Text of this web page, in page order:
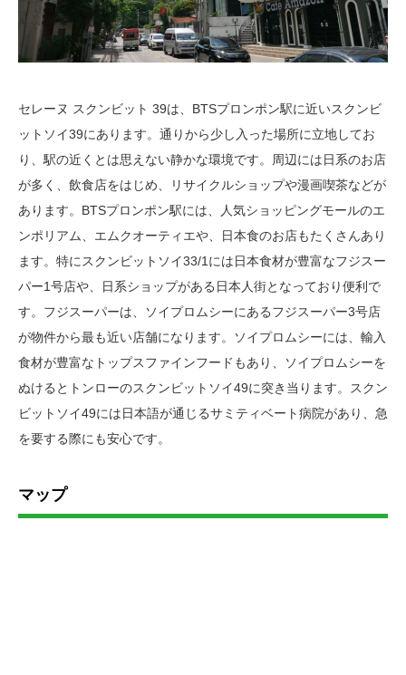
セレーヌ スクンビット 39は、BTSプロンポン駅に近いスクンビ
ットソイ39にあります。通りから少し入った場所に立地してお
り、駅の近くとは思えない静かな環境です。周辺には日系のお店
が多く、飲食店をはじめ、リサイクルショップや漫画喫茶などが
あります。BTSプロンポン駅には、人気ショッピングモールのエ
ンポリアム、エムクオーティエや、日本食のお店もたくさんあり
ます。特にスクンビットソイ33/1には日本食材が豊富なフジスー
パー1号店や、日系ショップがある日本人街となっており便利で
す。フジスーパーは、ソイプロムシーにあるフジスーパー3号店
が物件から最も近い店舗になります。ソイプロムシーには、輸入
食材が豊富なトップスファインフードもあり、ソイプロムシーを
ぬけるとトンローのスクンビットソイ49に突き当ります。スクン
ビットソイ49には日本語が通じるサミティベート病院があり、急
を要する際にも安心です。
マップ